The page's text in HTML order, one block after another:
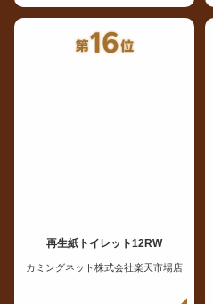
再生紙トイレット12RW
カミングネット株式会社楽天市場店